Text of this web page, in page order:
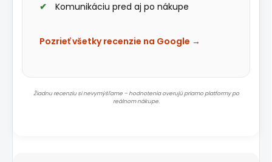
Komunikáciu pred aj po nákupe
Pozrieť všetky recenzie na Google →
Žiadnu recenziu si nevymýšľame – hodnotenia overujú priamo platformy po
reálnom nákupe.